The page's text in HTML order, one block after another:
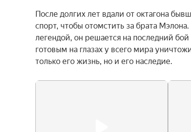
После долгих лет вдали от октагона
спорт, чтобы отомстить за брата
легендой, он решается на последний
готовым на глазах у всего мира
только его жизнь, но и его наследие.